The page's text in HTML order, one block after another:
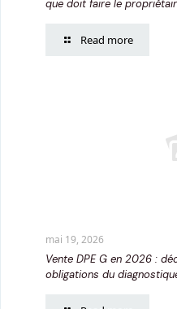
que doit faire le
Read more
mai 19, 2026
Vente DPE G en 2026 :
obligations du